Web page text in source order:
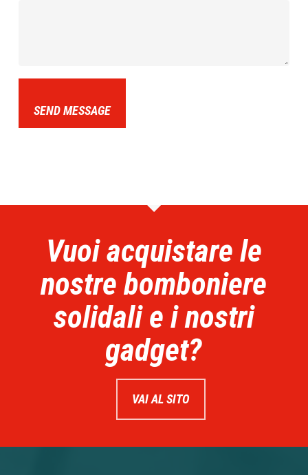
SEND MESSAGE
Vuoi acquistare le
nostre bomboniere
solidali e i nostri
gadget?
VAI AL SITO